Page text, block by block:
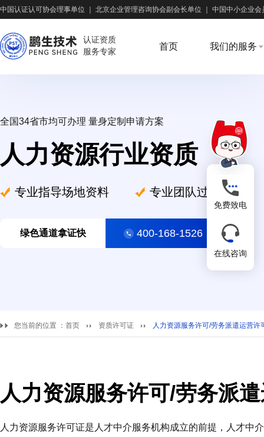
中国认证认可协会理事单位 北京企业管理咨询协会副会长单位 中国中小企业会
认证资质
服务专家
首页 我们的服务
全国34省市均可办理 量身定制申请方案
人力资源行业资质
专业指导场地资料 专业团队过审率高
绿色通道拿证快 400-168-1526
您当前的位置 ： 首页 资质许可证 人力资源服务许可/劳务派遣运营许
人力资源服务许可/劳务派
人力资源服务许可证是人才中介服务机构成立的前提，人才中
免费致电
在线咨询